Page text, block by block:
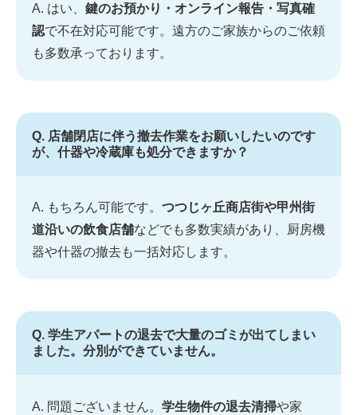
A. はい、 鍵のお預かり・オンライン報告・写真確
認で不在対応可能です。遠方のご家族からのご依頼
も多数承っております。
Q. 店舗閉店に伴う撤去作業をお願いしたいのです
が、什器や冷蔵庫も処分できますか？
A. もちろん可能です。 つつじヶ丘商店街や甲州街
道沿いの飲食店舗などでも多数実績があり、厨房機
器や什器の撤去も一括対応します。
Q. 学生アパートの退去で大量のゴミが出てしまい
ました。分別ができていません。
A. 問題ございません。 学生物件の退去清掃や家